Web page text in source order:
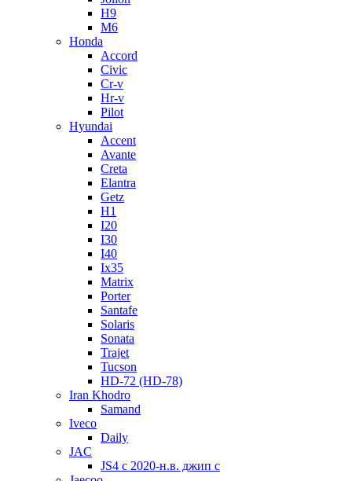
H9
M6
Honda
Accord
Civic
Cr-v
Hr-v
Pilot
Hyundai
Accent
Avante
Creta
Elantra
Getz
H1
I20
I30
I40
Ix35
Matrix
Porter
Santafe
Solaris
Sonata
Trajet
Tucson
HD-72 (HD-78)
Iran Khodro
Samand
Iveco
Daily
JAC
JS4 с 2020-н.в. джип с